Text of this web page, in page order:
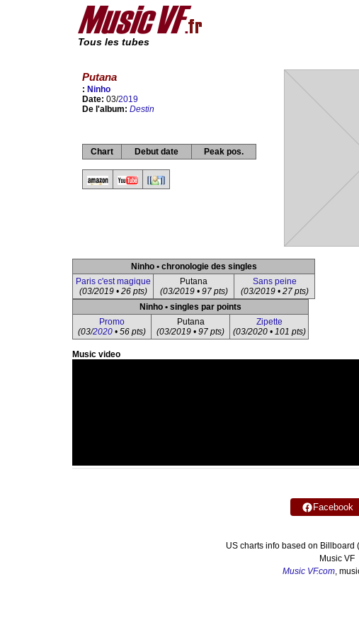
Tous les tubes
Putana
: Ninho
Date: 03/2019
De l'album: Destin
Chart Debut date Peak pos.
Ninho • chronologie des singles
Paris c'est magique
(03/2019 • 26 pts)
Putana
(03/2019 • 97 pts)
Sans peine
(03/2019 • 27 pts)
Ninho • singles par points
Promo
(03/2020 • 56 pts)
Putana
(03/2019 • 97 pts)
Zipette
(03/2020 • 101 pts)
Music video
Facebook
US charts info based on
Music
Music VF.com,